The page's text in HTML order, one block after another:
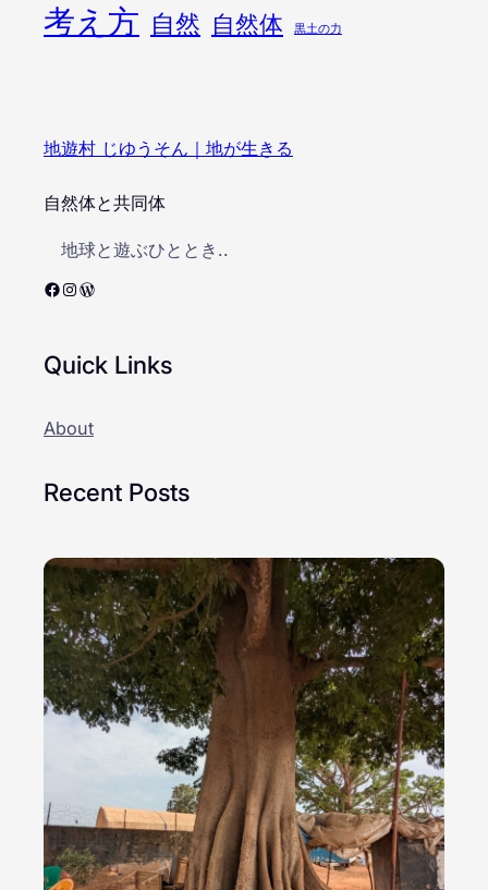
考え方 自然 自然体 黒土の力
地遊村 じゆうそん｜地が生きる
自然体と共同体
地球と遊ぶひととき..
Facebook Instagram WordPress
Quick Links
About
Recent Posts